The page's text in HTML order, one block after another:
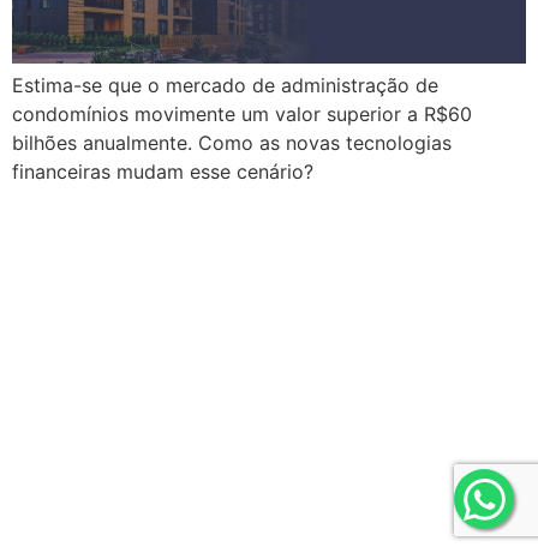
Estima-se que o mercado de administração de
condomínios movimente um valor superior a R$60
bilhões anualmente. Como as novas tecnologias
financeiras mudam esse cenário?